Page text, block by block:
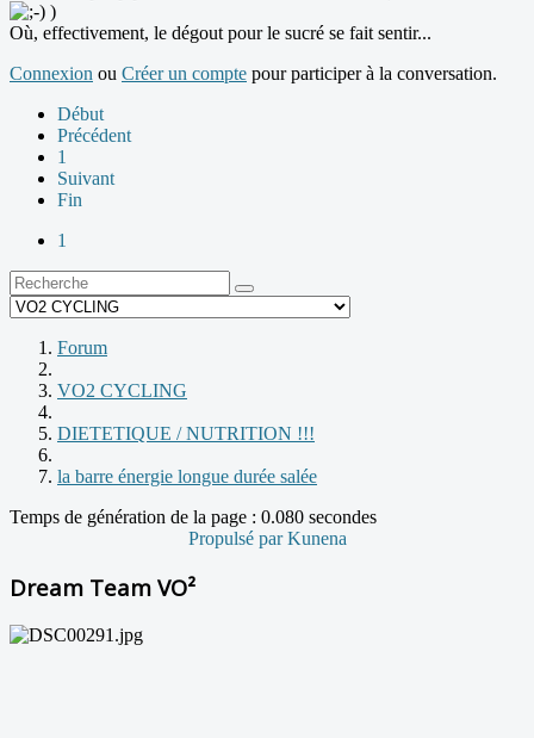
)
Où, effectivement, le dégout pour le sucré se fait sentir...
Connexion ou Créer un compte pour participer à la conversation.
Début
Précédent
1
Suivant
Fin
1
Forum
VO2 CYCLING
DIETETIQUE / NUTRITION !!!
la barre énergie longue durée salée
Temps de génération de la page : 0.080 secondes
Propulsé parKunena
Dream Team VO²